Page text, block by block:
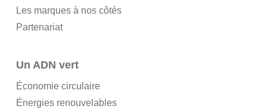
Les marques à nos côtés
Partenariat
Un ADN vert
Économie circulaire
Énergies renouvelables